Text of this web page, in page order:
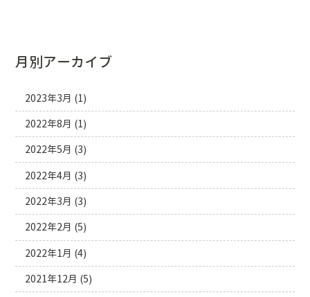
月別アーカイブ
2023年3月 (1)
2022年8月 (1)
2022年5月 (3)
2022年4月 (3)
2022年3月 (3)
2022年2月 (5)
2022年1月 (4)
2021年12月 (5)